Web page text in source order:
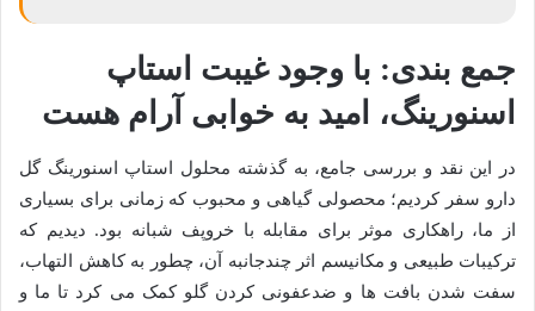
جمع بندی: با وجود غیبت استاپ
اسنورینگ، امید به خوابی آرام هست
در این نقد و بررسی جامع، به گذشته محلول استاپ اسنورینگ گل
دارو سفر کردیم؛ محصولی گیاهی و محبوب که زمانی برای بسیاری
از ما، راهکاری موثر برای مقابله با خروپف شبانه بود. دیدیم که
ترکیبات طبیعی و مکانیسم اثر چندجانبه آن، چطور به کاهش التهاب،
سفت شدن بافت ها و ضدعفونی کردن گلو کمک می کرد تا ما و